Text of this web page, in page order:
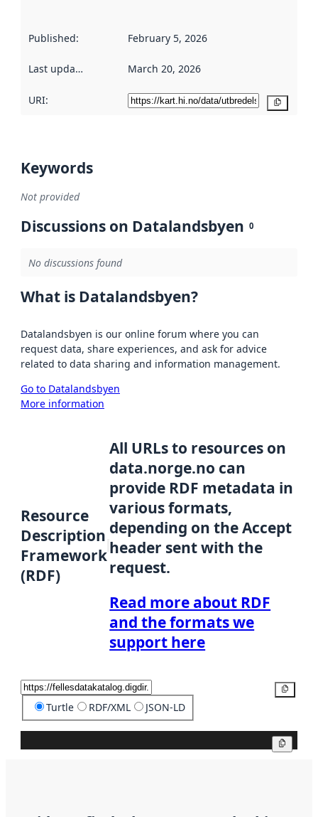
Published: February 5, 2026
Last updated March 20, 2026
URI:
Keywords
Not provided
Discussions on Datalandsbyen 0
No discussions found
What is Datalandsbyen?
Datalandsbyen is our online forum where you can
request data, share experiences, and ask for advice
related to data sharing and information management.
Go to Datalandsbyen
More information
Resource
Description
Framework
(RDF)
All URLs to resources on
data.norge.no can
provide RDF metadata in
various formats,
depending on the Accept
header sent with the
request.
Read more about RDF
and the formats we
support here
Turtle RDF/XML JSON-LD